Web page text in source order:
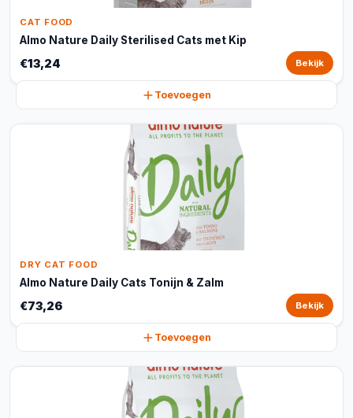
CAT FOOD
Almo Nature Daily Sterilised Cats met Kip
€13,24 Bekijk
Toevoegen
DRY CAT FOOD
Almo Nature Daily Cats Tonijn & Zalm
€73,26 Bekijk
Toevoegen